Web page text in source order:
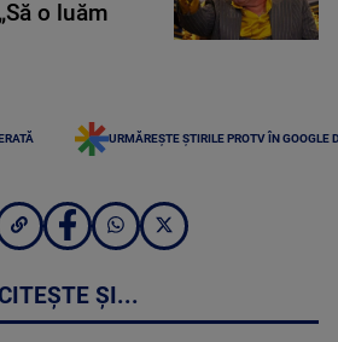
o luăm
URMĂREȘTE ȘTIRILE PROTV ÎN GOOGLE
ȘI...